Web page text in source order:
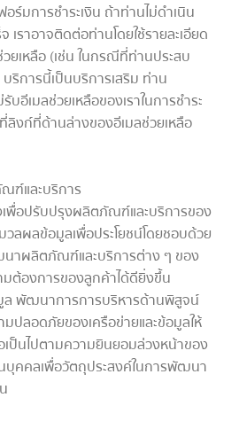
ร์มการชำระเงิน ถ้าท่านไม่ดำเนิน
เราอาจติดต่อท่านโดยใช้รายละเอียด
วยเหลือ (เช่น ในกรณีที่ท่านประสบ
การนี้เป็นบริการเสริม ท่าน
บอีเมลช่วยเหลือของเราในการชำระ
ที่ลิงก์ที่ด้านล่างของอีเมลช่วยเหลือ
ฑ์และบริการ
เพื่อปรับปรุงผลิตภัณฑ์และบริการของ
มวลผลข้อมูลเพื่อประโยชน์โดยชอบด้วย
าผลิตภัณฑ์และบริการต่าง ๆ ของ
มต้องการของลูกค้าได้ดียิ่งขึ้น
พัฒนาการการบริหารด้านพิสูจน์
มปลอดภัยของเครือข่ายและข้อมูลให้
ป็นไปตามความยินยอมล่วงหน้าของ
บุคคลเพื่อวัตถุประสงค์ในการพัฒนา